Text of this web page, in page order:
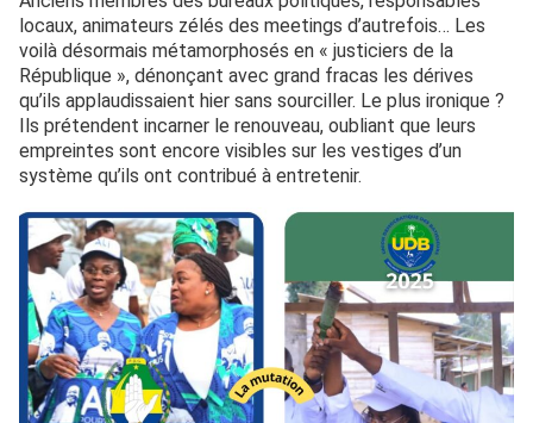
locaux, animateurs zélés des meetings d’autrefois… Les
voilà désormais métamorphosés en « justiciers de la
République », dénonçant avec grand fracas les dérives
qu’ils applaudissaient hier sans sourciller. Le plus ironique ?
Ils prétendent incarner le renouveau, oubliant que leurs
empreintes sont encore visibles sur les vestiges d’un
système qu’ils ont contribué à entretenir.